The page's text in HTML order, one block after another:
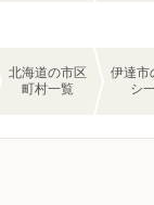
北海道の市区
町村一覧
伊達市
シ